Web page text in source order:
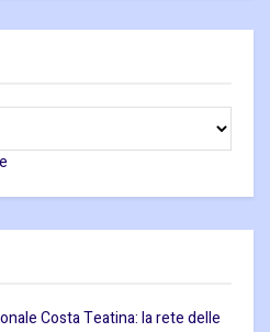
Costa Teatina: la rete delle